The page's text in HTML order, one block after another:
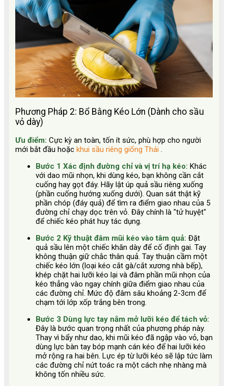
Phương Pháp 2: Bổ Bằng Kéo Lớn (Dành cho sầu
vỏ dày)
Ưu điểm: Cực kỳ an toàn, tốn ít sức, phù hợp cho người
mới bắt đầu hoặc khui sầu riêng giống Thái .
Bước 1 Xác định đường chỉ và vị trí hạ kéo: Khác
với dao mũi nhọn, khi dùng kéo, bạn không cần cắt
cuống hay gọt đáy. Hãy lật úp quả sầu riêng xuống
(phần cuống hướng xuống dưới). Quan sát thật kỹ
phần chóp (đáy quả) để tìm ra điểm giao nhau của 5
đường chỉ chạy dọc trên vỏ. Đây chính là "tử huyệt"
để chiếc kéo phát huy tác dụng.
Bước 2 Kỹ thuật đâm mũi kéo vào tâm quả: Đặt
quả sầu lên một chiếc khăn dày để cố định gai. Tay
không thuận giữ chắc thân quả. Tay thuận cầm một
chiếc kéo lớn (loại kéo cắt gà/cắt xương nhà bếp),
khép chặt hai lưỡi kéo lại và đâm phần mũi nhọn của
kéo thẳng vào ngay chính giữa điểm giao nhau của
các đường chỉ. Mức độ đâm sâu khoảng 2-3cm để
chạm tới lớp xốp trắng bên trong.
Bước 3 Dùng lực tay nắm mở lưỡi kéo để tách vỏ:
Đây là bước quan trọng nhất của phương pháp này.
Thay vì bẩy như dao, khi mũi kéo đã ngập vào vỏ, bạn
dùng lực bàn tay bóp mạnh cán kéo để hai lưỡi kéo
mở rộng ra hai bên. Lực ép từ lưỡi kéo sẽ lập tức làm
các đường chỉ nứt toác ra một cách nhẹ nhàng mà
không tốn nhiều sức.